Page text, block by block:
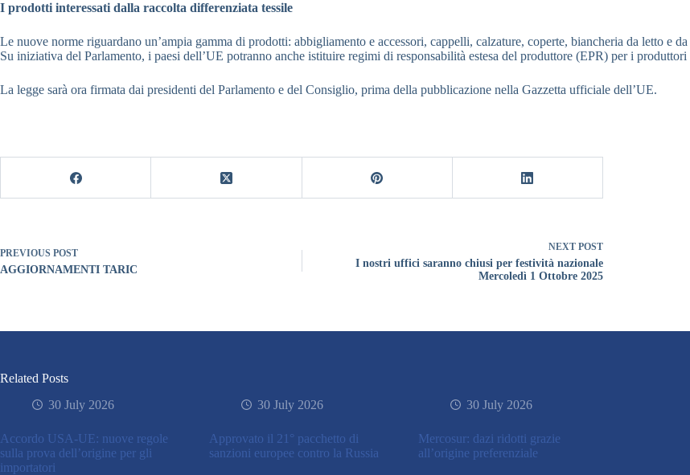
I prodotti interessati dalla raccolta differenziata tessile
Le nuove norme riguardano un’ampia gamma di prodotti: abbigliamento e accessori, cappelli, calzature, coperte, biancheria da letto e
Su iniziativa del Parlamento, i paesi dell’UE potranno anche istituire regimi di responsabilità estesa del produttore (EPR) per i produttori
La legge sarà ora firmata dai presidenti del Parlamento e del Consiglio, prima della pubblicazione nella Gazzetta ufficiale dell’UE.
PREVIOUS POST
AGGIORNAMENTI TARIC
NEXT POST
I nostri uffici saranno chiusi per festività nazionale
Mercoledì 1 Ottobre 2025
Related Posts
30 July 2026
Accordo USA-UE: nuove regole
sulla prova dell’origine per gli
importatori
30 July 2026
Approvato il 21° pacchetto di
sanzioni europee contro la Russia
30 July 2026
Mercosur: dazi ridotti grazie
all’origine preferenziale